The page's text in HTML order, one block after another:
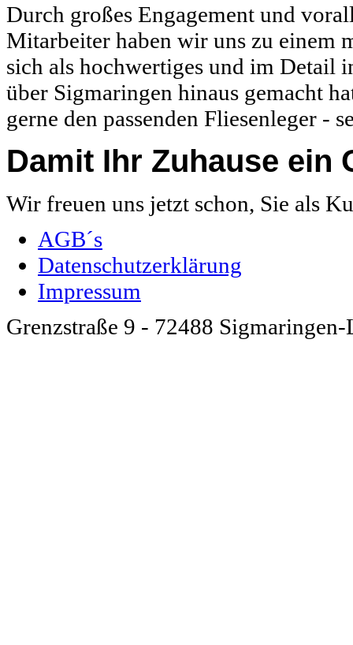
Durch großes Engagement und
Mitarbeiter haben wir uns zu einem
sich als hochwertiges und im Detail
über Sigmaringen hinaus gemacht
gerne den passenden Fliesenleger -
Damit Ihr Zuhause ein
Wir freuen uns jetzt schon, Sie als
AGB´s
Datenschutzerklärung
Impressum
Grenzstraße 9 - 72488